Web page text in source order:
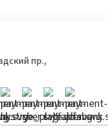
пр.,